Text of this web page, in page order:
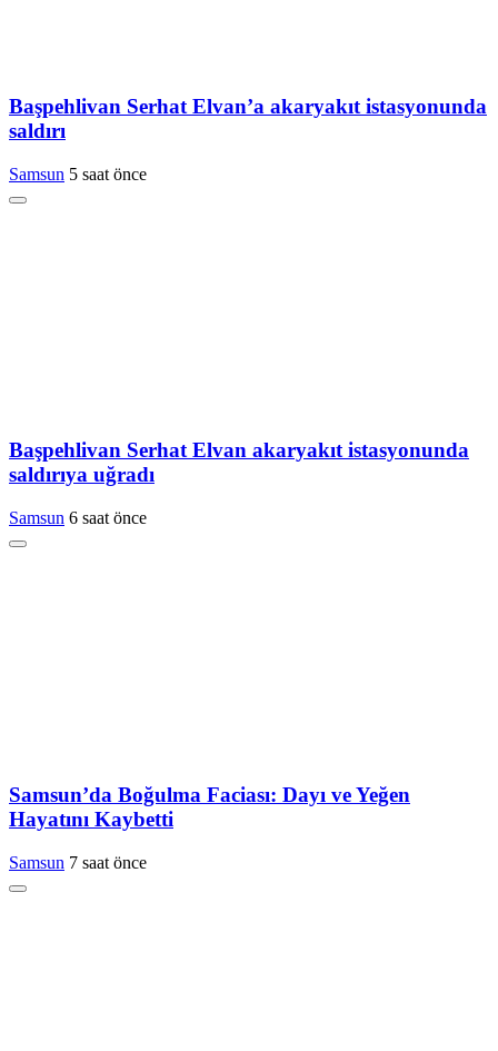
Başpehlivan Serhat Elvan’a akaryakıt istasyonunda
saldırı
Samsun 5 saat önce
Başpehlivan Serhat Elvan akaryakıt istasyonunda
saldırıya uğradı
Samsun 6 saat önce
Samsun’da Boğulma Faciası: Dayı ve Yeğen
Hayatını Kaybetti
Samsun 7 saat önce